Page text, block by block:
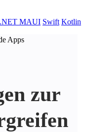
.NET MAUI Swift Kotlin
Apps
zur